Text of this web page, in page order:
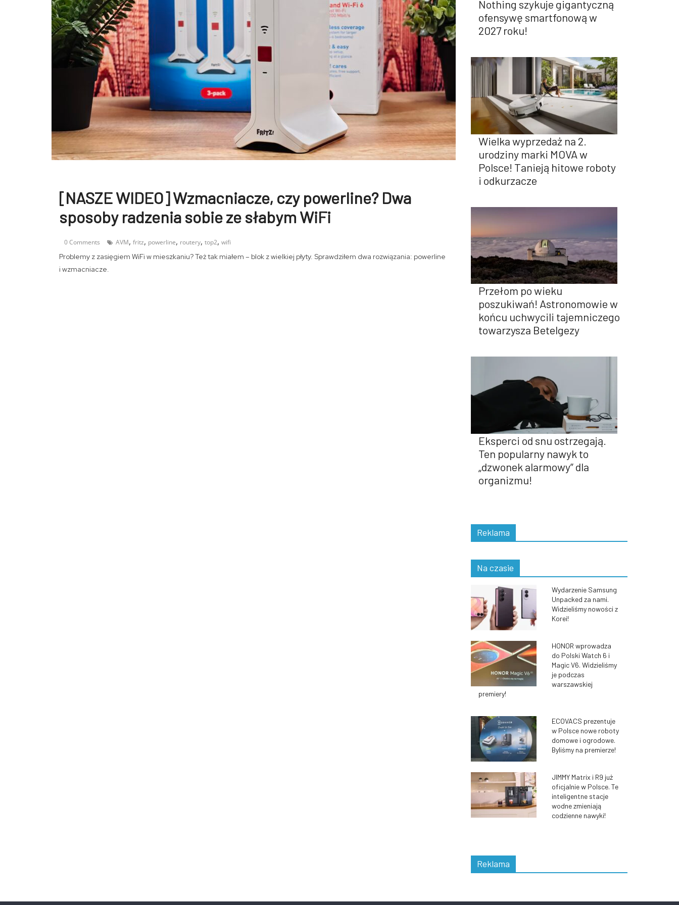
[NASZE WIDEO] Wzmacniacze, czy powerline? Dwa
sposoby radzenia sobie ze słabym WiFi
0 Comments AVM, fritz, powerline, routery, top2, wifi
Problemy z zasięgiem WiFi w mieszkaniu? Też tak miałem – blok z wielkiej płyty. Sprawdziłem dwa rozwiązania: powerline
i wzmacniacze.
Nothing szykuje gigantyczną
ofensywę smartfonową w
2027 roku!
Wielka wyprzedaż na 2.
urodziny marki MOVA w
Polsce! Tanieją hitowe roboty
i odkurzacze
Przełom po wieku
poszukiwań! Astronomowie w
końcu uchwycili tajemniczego
towarzysza Betelgezy
Eksperci od snu ostrzegają.
Ten popularny nawyk to
„dzwonek alarmowy” dla
organizmu!
Reklama
Na czasie
Wydarzenie Samsung
Unpacked za nami.
Widzieliśmy nowości z
Korei!
HONOR wprowadza
do Polski Watch 6 i
Magic V6. Widzieliśmy
je podczas
warszawskiej
premiery!
ECOVACS prezentuje
w Polsce nowe roboty
domowe i ogrodowe.
Byliśmy na premierze!
JIMMY Matrix i R9 już
oficjalnie w Polsce. Te
inteligentne stacje
wodne zmieniają
codzienne nawyki!
Reklama